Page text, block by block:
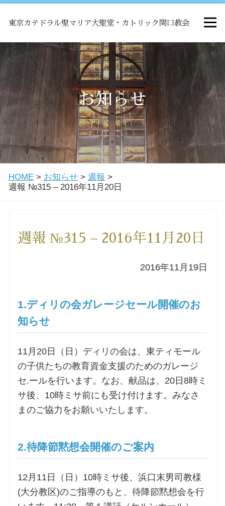
東京カテドラル聖マリア大聖堂・カトリック関口教会
HOME
ミサ
お知らせ
関口教会について
教会学校・中高生会
洗礼を希望される方
小池神父の講座
シスター中島の講座
教区カテキスタの講座
三田助祭の講座
オルガンメディテーション
お問合せ
お知らせ
HOME> お知らせ> 週報 >
週報 №315 – 2016年11月20日
週報 №315 – 2016年11月20日
2016年11月19日
1.ディリの会ガレージセール開催のお
知らせ
11月20日（日）ディリの会は、東ティモール
の子供たちの教育資金支援のためのガレージ
セ.ールを行います。なお、献品は、20日8時ミ
サ後、10時ミサ前にも受け付けます。みなさ
まのご協力をお願いいたします。
2.待降節黙想会開催のご案内
12月11日（日）10時ミサ後、浜口末男司教様
(大分教区)のご指導のもと、待降節黙想会を行